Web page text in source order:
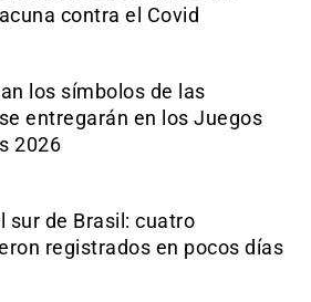
contra el Covid
los símbolos de las
entregarán en los Juegos
2026
sur de Brasil: cuatro
registrados en pocos días